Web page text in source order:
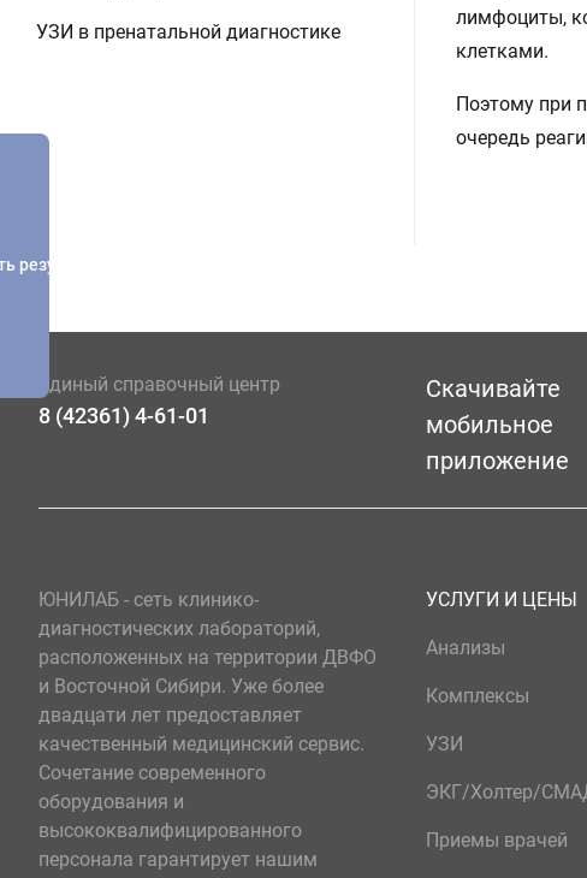
УЗИ в пренатальной диагностике
лимфоциты,
клетками.
Поэтому при
очередь
результатов
Единый справочный центр
8 (42361) 4-61-01
Скачивайте
мобильное
приложение
ЮНИЛАБ - сеть клинико-
диагностических лабораторий,
расположенных на территории ДВФО
и Восточной Сибири. Уже более
двадцати лет предоставляет
качественный медицинский сервис.
Сочетание современного
оборудования и
высококвалифицированного
персонала гарантирует нашим
УСЛУГИ И ЦЕНЫ
Анализы
Комплексы
УЗИ
ЭКГ/Холтер/
Приемы врачей